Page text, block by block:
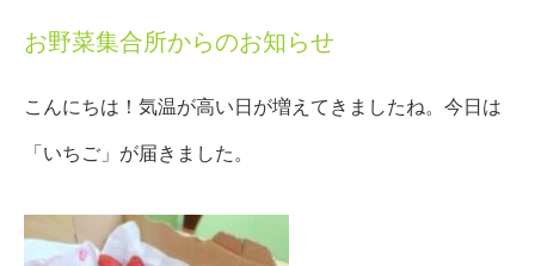
お野菜集合所からのお知らせ
こんにちは！気温が高い日が増えてきましたね。今日は
「いちご」が届きました。